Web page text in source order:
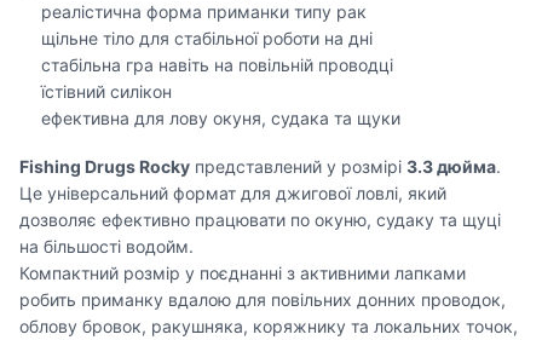
реалістична форма приманки типу рак
щільне тіло для стабільної роботи на дні
стабільна гра навіть на повільній проводці
їстівний силікон
ефективна для лову окуня, судака та щуки
Fishing Drugs Rocky представлений у розмірі 3.3 дюйма.
Це універсальний формат для джигової ловлі, який
дозволяє ефективно працювати по окуню, судаку та щуці
на більшості водойм.
Компактний розмір у поєднанні з активними лапками
робить приманку вдалою для повільних донних проводок,
облову бровок, ракушняка, коряжнику та локальних точок,